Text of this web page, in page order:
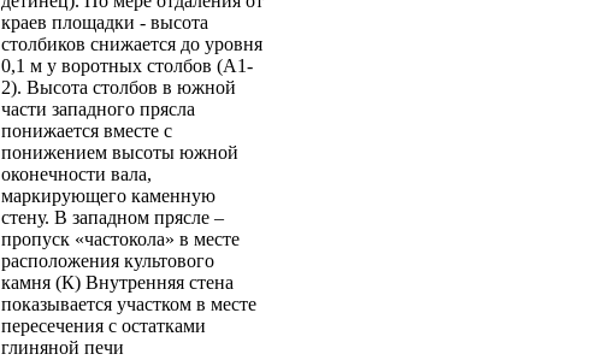
краев площадки - высота
столбиков снижается до уровня
0,1 м у воротных столбов (А1-
2). Высота столбов в южной
части западного прясла
понижается вместе с
понижением высоты южной
оконечности вала,
маркирующего каменную
стену. В западном прясле –
пропуск «частокола» в месте
расположения культового
камня (К) Внутренняя стена
показывается участком в месте
пересечения с остатками
глиняной печи